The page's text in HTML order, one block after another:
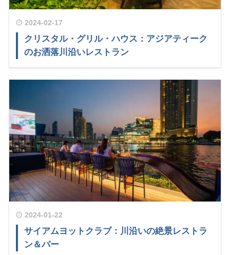
2024-02-17
クリスタル・グリル・ハウス：アジアティーク
のお洒落川沿いレストラン
2024-01-22
サイアムヨットクラブ：川沿いの絶景レストラ
ン＆バー